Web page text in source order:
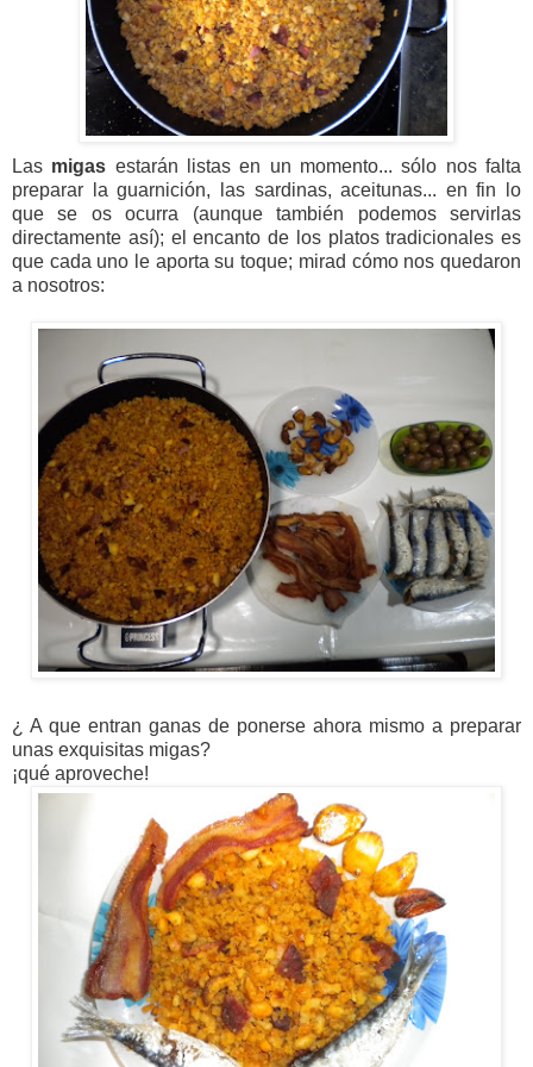
Las migas estarán listas en un momento... sólo nos falta
preparar la guarnición, las sardinas, aceitunas... en fin lo
que se os ocurra (aunque también podemos servirlas
directamente así); el encanto de los platos tradicionales es
que cada uno le aporta su toque; mirad cómo nos quedaron
a nosotros:
¿ A que entran ganas de ponerse ahora mismo a preparar
unas exquisitas migas?
¡qué aproveche!